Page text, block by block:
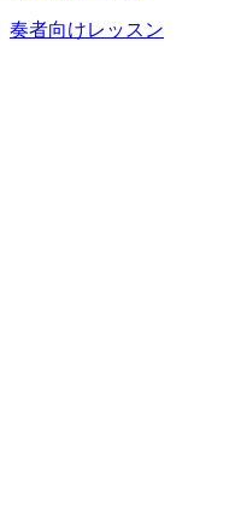
奏者向けレッスン